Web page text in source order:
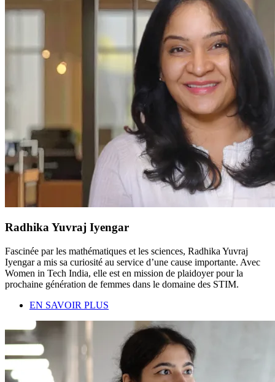
Radhika Yuvraj Iyengar
Fascinée par les mathématiques et les sciences, Radhika Yuvraj
Iyengar a mis sa curiosité au service d’une cause importante. Avec
Women in Tech India, elle est en mission de plaidoyer pour la
prochaine génération de femmes dans le domaine des STIM.
EN SAVOIR PLUS